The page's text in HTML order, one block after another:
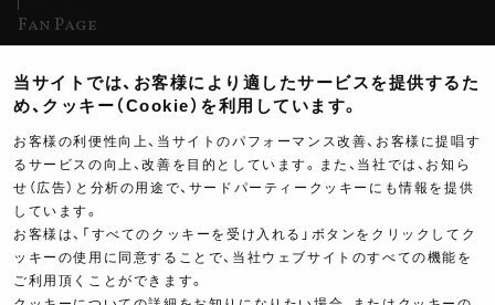
Fan Page
ヨシムラTV
イベント情報
イベントスケジュール
ツーリングブレイクタイム
製品ポスター
当サイトでは、お客様により適したサービスを提供するた
め、クッキー（Cookie）を利用しています。
お客様の利便性向上、当サイトのパフォーマンス改善、お客様に提唱す
るサービスの向上、改善を目的としています。また、当社では、お知ら
せ（広告）と分析の用途で、サードパーティークッキーにも情報を提供
しています。
お客様は、「すべてのクッキーを受け入れる」ボタンをクリックしてク
ッキーの使用に同意することで、当社ウェブサイトのすべての機能を
ご利用頂くことができます。